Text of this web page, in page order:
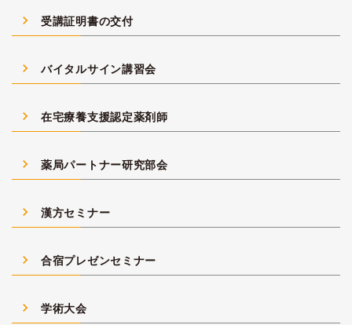
navigate_next 受講証明書の交付
navigate_next バイタルサイン講習会
navigate_next 在宅療養支援認定薬剤師
navigate_next 薬局パートナー研究部会
navigate_next 漢方セミナー
navigate_next 合宿プレゼンセミナー
navigate_next 学術大会